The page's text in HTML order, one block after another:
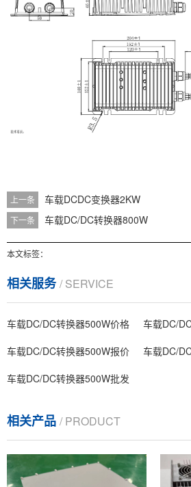
上一条 车载DCDC变换器2KW
下一条 车载DC/DC转换器800W
本文标签：
相关服务/ SERVICE
车载DC/DC转换器500W价格
车载DC/
车载DC/DC转换器500W报价
车载DC/
车载DC/DC转换器500W批发
相关产品 / PRODUCT